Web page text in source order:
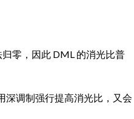
零，因此 DML 的消光比普
深调制强行提高消光比，又会